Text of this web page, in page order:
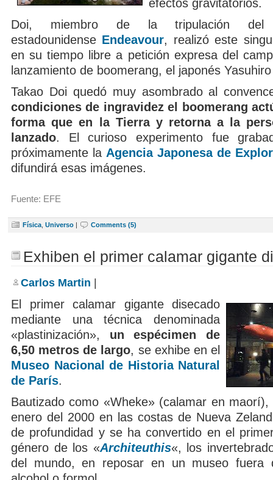
efectos gravitatorios.
Doi, miembro de la tripulación del
estadounidense Endeavour, realizó este
en su tiempo libre a petición expresa del
lanzamiento de boomerang, el japonés
Takao Doi quedó muy asombrado al
condiciones de ingravidez el boomerang
forma que en la Tierra y retorna a la
lanzado. El curioso experimento fue
próximamente la Agencia Japonesa de
difundirá esas imágenes.
Fuente: EFE
Física Universo | Comments (5)
Exhiben el primer calamar gigante
Carlos Martin
El primer calamar gigante disecado
mediante una técnica denominada
«plastinización», un espécimen de
6,50 metros de largo, se exhibe en el
Museo Nacional de Historia Natural
de París.
Bautizado como «Wheke» (calamar en
enero del 2000 en las costas de Nueva
de profundidad y se ha convertido en el
género de los «Architeuthis«, los
del mundo, en reposar en un museo fuera